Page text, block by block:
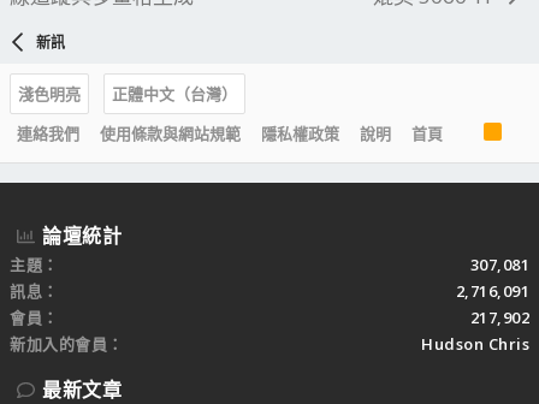
新訊
淺色明亮
正體中文（台灣）
連絡我們
使用條款與網站規範 隱私權政策 說明 首頁
R
S
S
論壇統計
主題
307,081
訊息
2,716,091
會員
217,902
新加入的會員
Hudson Chris
最新文章